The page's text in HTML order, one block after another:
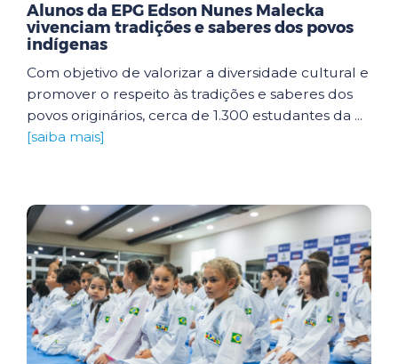
Alunos da EPG Edson Nunes Malecka
vivenciam tradições e saberes dos povos
indígenas
Com objetivo de valorizar a diversidade cultural e
promover o respeito às tradições e saberes dos
povos originários, cerca de 1.300 estudantes da ...
[saiba mais]